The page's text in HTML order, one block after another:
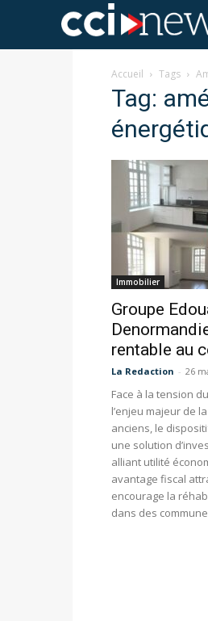
Accueil Tags
Tag:
Immobilier
Groupe
rentable au
La Redaction - 26
Face à la tension
l’enjeu majeur de
anciens, le
une solution
alliant utilité
avantage fiscal
encourage la
dans des